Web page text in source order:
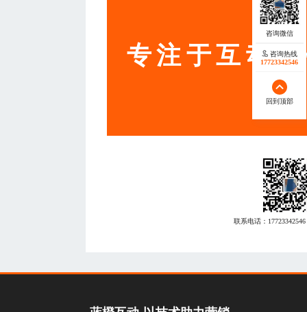
服务
专注于互动
联系电话： 17723342546
咨询热线
17723342546
回到顶部